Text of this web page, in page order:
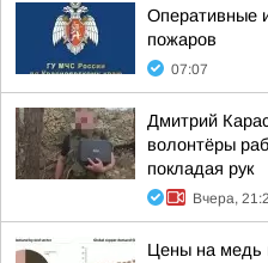
Оперативные
пожаров
07:07
Дмитрий
волонтёры
покладая рук
Вчера,
Цены на медь